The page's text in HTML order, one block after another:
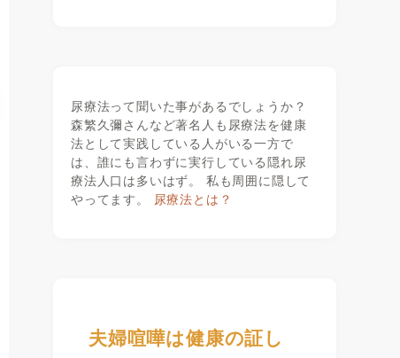
尿療法って聞いた事があるでしょうか？
森繁久彌さんなど著名人も尿療法を健康
法として実践している人がいる一方で
は、誰にも言わずに実行している隠れ尿
療法人口は多いはず。 私も周囲に隠して
やってます。
尿療法とは？
夫婦喧嘩は健康の証し